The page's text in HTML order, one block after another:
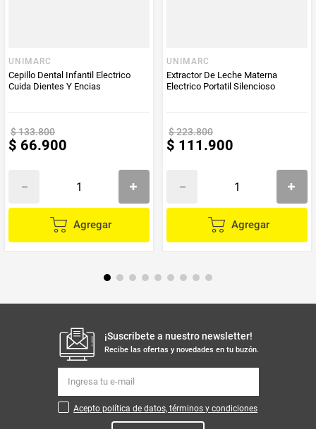
Tienda
Producto
UNIMARC
Cepillo Dental Infantil Electrico
Cuida Dientes Y Encias
$133.800
$ 66.900
Agregar
UNIMARC
Extractor De Leche Materna
Electrico Portatil Silencioso
$223.800
$ 111.900
Agregar
¡Suscribete a nuestro newsletter!
Recibe las ofertas y novedades en tu buzón.
Acepto política de datos, términos y condiciones